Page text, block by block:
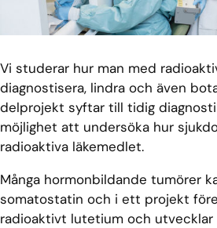
Vi studerar hur man med
diagnostisera, lindra och även
delprojekt syftar till tidig
möjlighet att undersöka hur
radioaktiva läkemedlet.
Många hormonbildande tumörer
somatostatin och i ett projekt
radioaktivt lutetium och utvecklar